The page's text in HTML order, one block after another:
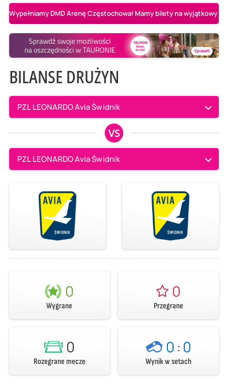
Wypełniamy DMD Arenę Częstochowa! Mamy bilety na wyjątkowy
BILANSE DRUŻYN
PZL LEONARDO Avia Świdnik
VS
PZL LEONARDO Avia Świdnik
0
Wygrane
0
Przegrane
0
Rozegrane mecze
0 : 0
Wynik w setach